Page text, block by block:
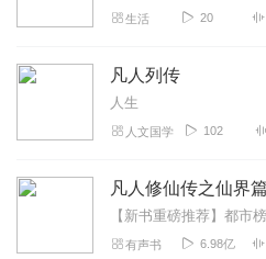
动，这就是好内容的魅力吧
听友521338205
从节目里看到了不同城市的
2025-11-28
竹里小丫雷
生活 20
凡人列传
人生
人文国学 102
凡人修仙传之仙界
有声书 6.98亿